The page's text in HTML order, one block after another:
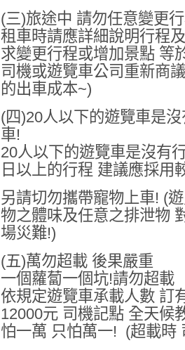
(三)旅途中 請勿任意變更
租車時請應詳細說明行程
求變更行程或增加景點 等
司機或遊覽車公司重新商
的出車成本~)
(四)20人以下的遊覽車是
車!
20人以下的遊覽車是沒有
日以上的行程 建議應採用
另請切勿攜帶寵物上車! (
物之體味及任意之排泄物
場災難!)
(五)萬勿超載 後果嚴重
一個蘿蔔一個坑!請勿超載
依規定遊覽車承載人數 訂
12000元 司機記點 全天候
怕一萬 只怕萬一! (超載時